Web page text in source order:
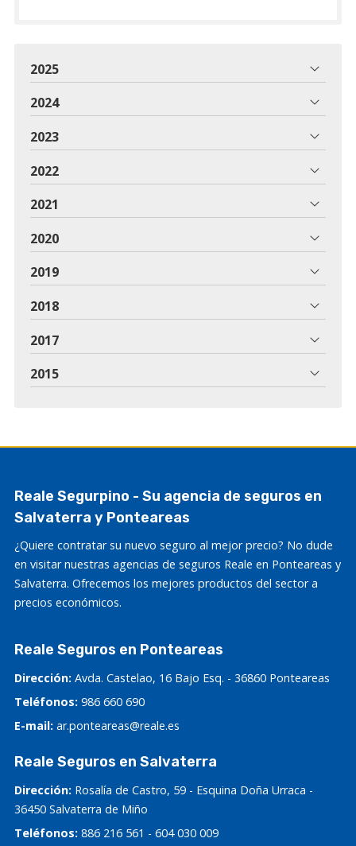
2025
2024
2023
2022
2021
2020
2019
2018
2017
2015
Reale Segurpino - Su agencia de seguros en
Salvaterra y Ponteareas
¿Quiere contratar su nuevo seguro al mejor precio? No dude
en visitar nuestras agencias de seguros Reale en Ponteareas y
Salvaterra. Ofrecemos los mejores productos del sector a
precios económicos.
Reale Seguros en Ponteareas
Dirección: Avda. Castelao, 16 Bajo Esq. - 36860 Ponteareas
Teléfonos: 986 660 690
E-mail: ar.ponteareas@reale.es
Reale Seguros en Salvaterra
Dirección: Rosalía de Castro, 59 - Esquina Doña Urraca -
36450 Salvaterra de Miño
Teléfonos: 886 216 561 - 604 030 009